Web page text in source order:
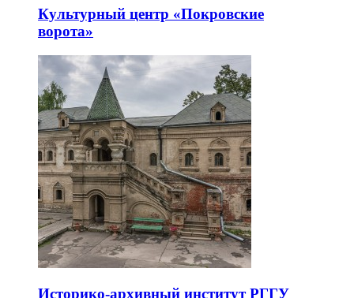
Культурный центр «Покровские
ворота»
Историко-архивный институт РГГУ